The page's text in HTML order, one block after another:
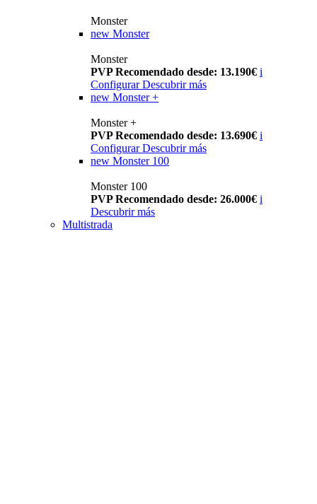
Monster
new Monster
Monster
PVP Recomendado desde: 13.190€ i
Configurar Descubrir más
new Monster +
Monster +
PVP Recomendado desde: 13.690€ i
Configurar Descubrir más
new Monster 100
Monster 100
PVP Recomendado desde: 26.000€ i
Descubrir más
Multistrada